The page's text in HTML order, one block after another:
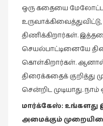
உண்மைகள்
சிறுகதை
பார்வைகள்
ஒரு கதையை
திணிக்கிறார்கள்.
செயல்பாட்டினையே
கொள்கிறார்கள்.
திரைக்கதைக் குறித்து
சென்றிட முடியாது.
மார்க்கேஸ்: உங்களது
அமைக்கும்